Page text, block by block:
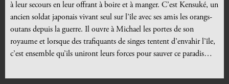
à leur secours en leur offrant à boire et à manger. C’est Kensuké, un
ancien soldat japonais vivant seul sur l’île avec ses amis les orangs-
outans depuis la guerre. Il ouvre à Michael les portes de son
royaume et lorsque des trafiquants de singes tentent d’envahir l’île,
c’est ensemble qu’ils uniront leurs forces pour sauver ce paradis…